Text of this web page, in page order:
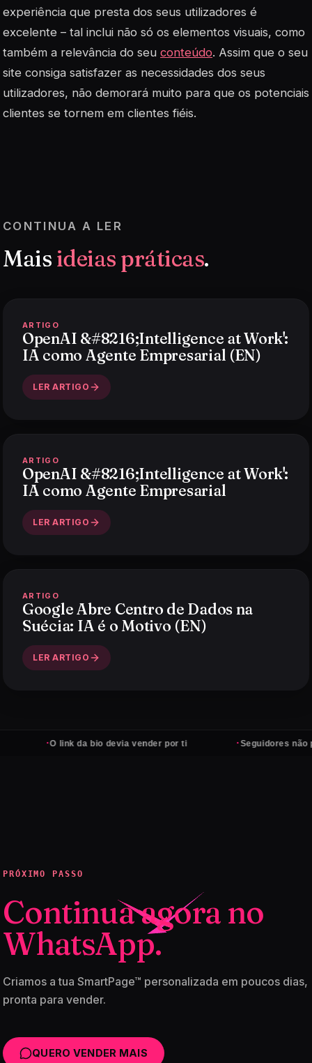
experiência que presta dos seus utilizadores é
excelente – tal inclui não só os elementos visuais, como
também a relevância do seu conteúdo. Assim que o seu
site consiga satisfazer as necessidades dos seus
utilizadores, não demorará muito para que os potenciais
clientes se tornem em clientes fiéis.
CONTINUA A LER
Mais ideias práticas.
ARTIGO
OpenAI &#8216;Intelligence at Work':
IA como Agente Empresarial (EN)
LER ARTIGO
ARTIGO
OpenAI &#8216;Intelligence at Work':
IA como Agente Empresarial
LER ARTIGO
ARTIGO
Google Abre Centro de Dados na
Suécia: IA é o Motivo (EN)
LER ARTIGO
O link da bio devia vender por ti Seguidores não pagam
PRÓXIMO PASSO
Continua agora no
WhatsApp.
Criamos a tua SmartPage™ personalizada em poucos dias,
pronta para vender.
QUERO VENDER MAIS